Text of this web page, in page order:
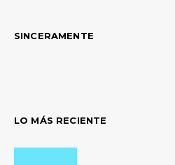
SINCERAMENTE
LO MÁS RECIENTE